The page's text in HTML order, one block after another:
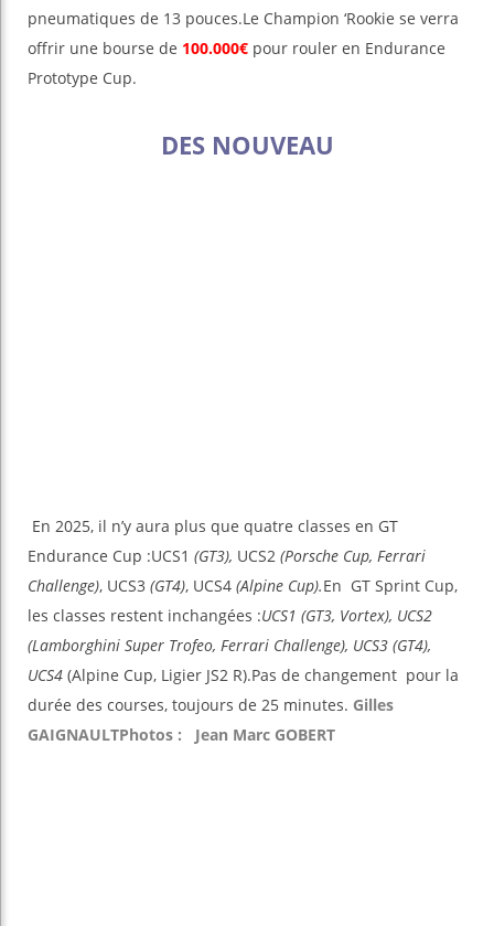
pneumatiques de 13 pouces.Le Champion ‘Rookie se verra
offrir une bourse de 100.000€ pour rouler en Endurance
Prototype Cup.
DES NOUVEAU
En 2025, il n’y aura plus que quatre classes en GT
Endurance Cup :UCS1 (GT3), UCS2 (Porsche Cup, Ferrari
Challenge), UCS3 (GT4), UCS4 (Alpine Cup).En GT Sprint Cup,
les classes restent inchangées :UCS1 (GT3, Vortex), UCS2
(Lamborghini Super Trofeo, Ferrari Challenge), UCS3 (GT4),
UCS4 (Alpine Cup, Ligier JS2 R).Pas de changement pour la
durée des courses, toujours de 25 minutes. Gilles
GAIGNAULTPhotos : Jean Marc GOBERT